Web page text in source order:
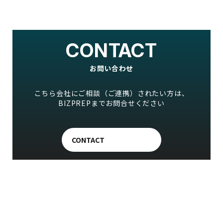
CONTACT
お問い合わせ
こちら会社にご相談（ご連携）されたい方は、
BIZPREPまでお問合せください
CONTACT